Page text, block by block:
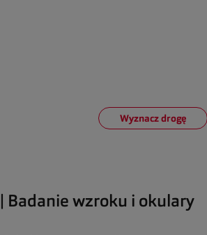
Wyznacz drogę
Badanie wzroku i okulary